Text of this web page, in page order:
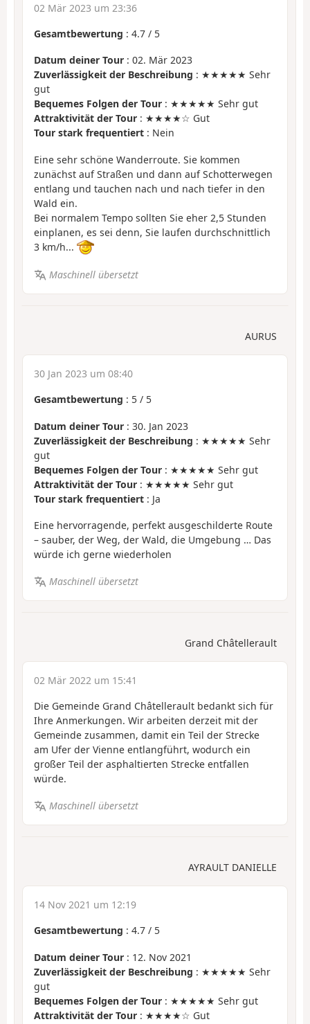
02 Mär 2023 um 23:36
Gesamtbewertung : 4.7 / 5
Datum deiner Tour : 02. Mär 2023
Zuverlässigkeit der Beschreibung : ★★★★★ Sehr
gut
Bequemes Folgen der Tour : ★★★★★ Sehr gut
Attraktivität der Tour : ★★★★☆ Gut
Tour stark frequentiert : Nein
Eine sehr schöne Wanderroute. Sie kommen
zunächst auf Straßen und dann auf Schotterwegen
entlang und tauchen nach und nach tiefer in den
Wald ein.
Bei normalem Tempo sollten Sie eher 2,5 Stunden
einplanen, es sei denn, Sie laufen durchschnittlich
3 km/h...
Maschinell übersetzt
AURUS
30 Jan 2023 um 08:40
Gesamtbewertung : 5 / 5
Datum deiner Tour : 30. Jan 2023
Zuverlässigkeit der Beschreibung : ★★★★★ Sehr
gut
Bequemes Folgen der Tour : ★★★★★ Sehr gut
Attraktivität der Tour : ★★★★★ Sehr gut
Tour stark frequentiert : Ja
Eine hervorragende, perfekt ausgeschilderte Route
– sauber, der Weg, der Wald, die Umgebung … Das
würde ich gerne wiederholen
Maschinell übersetzt
Grand Châtellerault
02 Mär 2022 um 15:41
Die Gemeinde Grand Châtellerault bedankt sich für
Ihre Anmerkungen. Wir arbeiten derzeit mit der
Gemeinde zusammen, damit ein Teil der Strecke
am Ufer der Vienne entlangführt, wodurch ein
großer Teil der asphaltierten Strecke entfallen
würde.
Maschinell übersetzt
AYRAULT DANIELLE
14 Nov 2021 um 12:19
Gesamtbewertung : 4.7 / 5
Datum deiner Tour : 12. Nov 2021
Zuverlässigkeit der Beschreibung : ★★★★★ Sehr
gut
Bequemes Folgen der Tour : ★★★★★ Sehr gut
Attraktivität der Tour : ★★★★☆ Gut